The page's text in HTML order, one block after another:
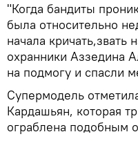
"Когда бандиты
была относительно
начала
охранники Аззедина
на подмогу и спасли
Супермодель
Кардашьян, которая
ограблена подобным